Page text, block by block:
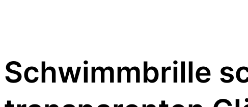
Schwimmbrille